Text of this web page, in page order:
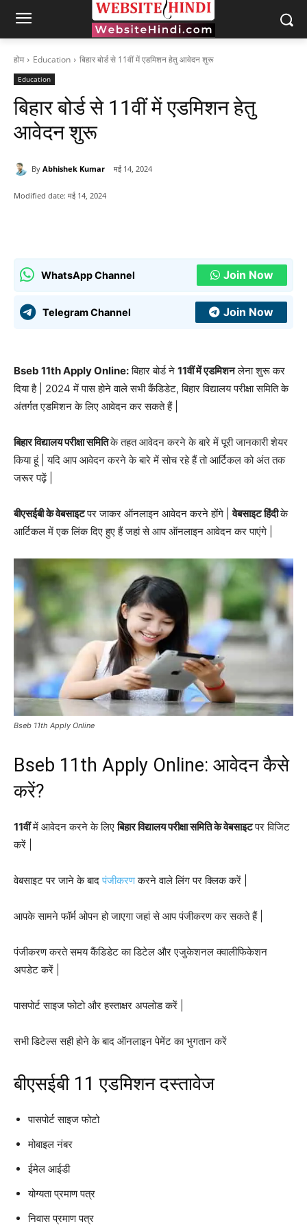
होम Education बिहार बोर्ड से 11वीं में एडमिशन हेतु आवेदन शुरू
Education
बिहार बोर्ड से 11वीं में एडमिशन हेतु
आवेदन शुरू
By Abhishek Kumar मई 14, 2024
Modified date: मई 14, 2024
WhatsApp Channel Join Now
Telegram Channel Join Now
Bseb 11th Apply Online:बिहार बोर्ड ने 11वीं में एडमिशनलेना शुरू कर
दिया है | 2024 में पास होने वाले सभी कैंडिडेट, बिहार विद्यालय परीक्षा समिति के
अंतर्गत एडमिशन के लिए आवेदन कर सकते हैं |
बिहार विद्यालय परीक्षा समितिके तहत आवेदन करने के बारे में पूरी जानकारी शेयर
किया हूं | यदि आप आवेदन करने के बारे में सोच रहे हैं तो आर्टिकल को अंत तक
जरूर पढ़ें |
बीएसईबी के वेबसाइटपर जाकर ऑनलाइन आवेदन करने होंगे |वेबसाइट हिंदीके
आर्टिकल में एक लिंक दिए हुए हैं जहां से आप ऑनलाइन आवेदन कर पाएंगे |
Bseb 11th Apply Online
Bseb 11th Apply Online: आवेदन कैसे
करें?
11वींमें आवेदन करने के लिएबिहार विद्यालय परीक्षा समिति के वेबसाइटपर विजिट
करें |
वेबसाइट पर जाने के बादपंजीकरणकरने वाले लिंग पर क्लिक करें |
आपके सामने फॉर्म ओपन हो जाएगा जहां से आप पंजीकरण कर सकते हैं |
पंजीकरण करते समय कैंडिडेट का डिटेल और एजुकेशनल क्वालीफिकेशन
अपडेट करें |
पासपोर्ट साइज फोटो और हस्ताक्षर अपलोड करें |
सभी डिटेल्स सही होने के बाद ऑनलाइन पेमेंट का भुगतान करें
बीएसईबी 11 एडमिशन दस्तावेज
पासपोर्ट साइज फोटो
मोबाइल नंबर
ईमेल आईडी
योग्यता प्रमाण पत्र
निवास प्रमाण पत्र